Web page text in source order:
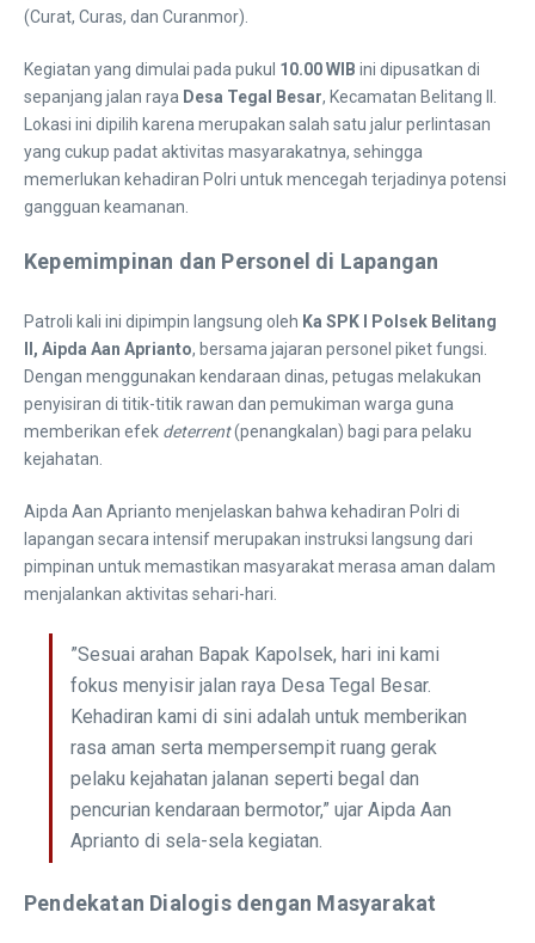
(Curat, Curas, dan Curanmor).
​Kegiatan yang dimulai pada pukul 10.00 WIB ini dipusatkan di
sepanjang jalan raya Desa Tegal Besar, Kecamatan Belitang II.
Lokasi ini dipilih karena merupakan salah satu jalur perlintasan
yang cukup padat aktivitas masyarakatnya, sehingga
memerlukan kehadiran Polri untuk mencegah terjadinya potensi
gangguan keamanan.
Kepemimpinan dan Personel di Lapangan
​Patroli kali ini dipimpin langsung oleh Ka SPK I Polsek Belitang
II, Aipda Aan Aprianto, bersama jajaran personel piket fungsi.
Dengan menggunakan kendaraan dinas, petugas melakukan
penyisiran di titik-titik rawan dan pemukiman warga guna
memberikan efek deterrent(penangkalan) bagi para pelaku
kejahatan.
​Aipda Aan Aprianto menjelaskan bahwa kehadiran Polri di
lapangan secara intensif merupakan instruksi langsung dari
pimpinan untuk memastikan masyarakat merasa aman dalam
menjalankan aktivitas sehari-hari.
​”Sesuai arahan Bapak Kapolsek, hari ini kami
fokus menyisir jalan raya Desa Tegal Besar.
Kehadiran kami di sini adalah untuk memberikan
rasa aman serta mempersempit ruang gerak
pelaku kejahatan jalanan seperti begal dan
pencurian kendaraan bermotor,” ujar Aipda Aan
Aprianto di sela-sela kegiatan.
Pendekatan Dialogis dengan Masyarakat